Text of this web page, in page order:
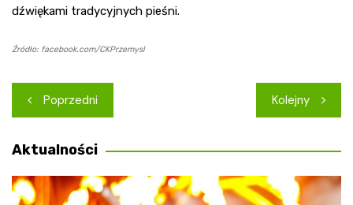
dźwiękami tradycyjnych pieśni.
Źródło: facebook.com/CKPrzemysl
Nawigacja
wpisu
Poprzedni Kolejny
Aktualności